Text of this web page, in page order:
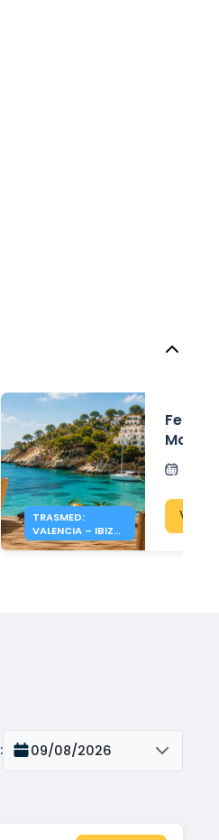
TRASMED:
VALENCIA – IBIZA
Y MALLORCA
Ver
: 09/08/2026